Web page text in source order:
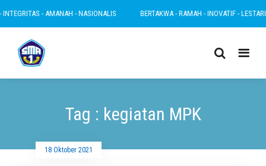
- AMANAH - NASIONALIS BERTAKWA - RAMAH - INOVATIF - LESTARI -
Tag : kegiatan MPK
18 Oktober 2021